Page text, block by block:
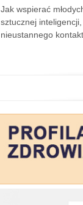
Jak wspierać
sztucznej
nieustannego